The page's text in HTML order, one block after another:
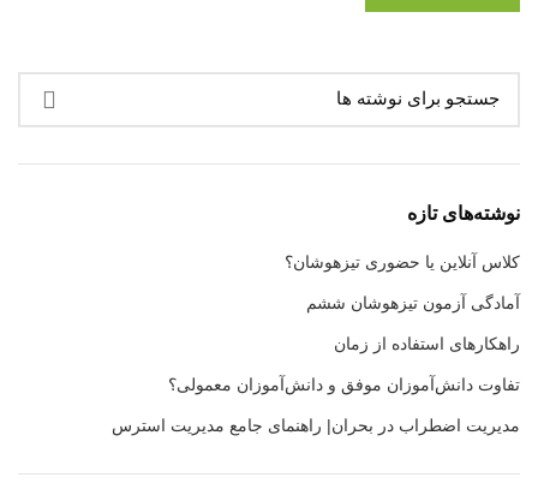
نوشته‌های تازه
کلاس آنلاین یا حضوری تیزهوشان؟
آمادگی آزمون تیزهوشان ششم
راهکارهای استفاده از زمان
تفاوت دانش‌آموزان موفق و دانش‌آموزان معمولی؟
مدیریت اضطراب در بحران| راهنمای جامع مدیریت استرس